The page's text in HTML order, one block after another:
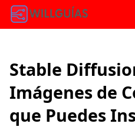
Stable
Imágenes de
que Puedes